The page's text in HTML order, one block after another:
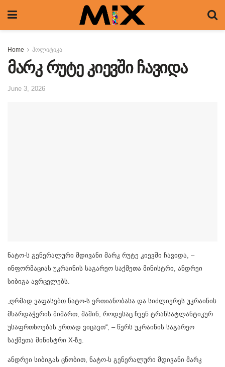
Home პოლიტიკა
მარკ რუტე კიევში ჩავიდა
June 3, 2026
ნატო-ს გენერალური მდივანი მარკ რუტე კიევში ჩავიდა, –
ინფორმაციას უკრაინის საგარეო საქმეთა მინისტრი, ანდრეი
სიბიგა ავრცელებს.
„ღრმად ვაფასებთ ნატო-ს ერთიანობასა და სიძლიერეს უკრაინის
მხარდაჭერის მიმართ, მაშინ, როდესაც ჩვენ ტრანსატლანტიკურ
უსაფრთხოებას ერთად ვიცავთ“, – წერს უკრაინის საგარეო
საქმეთა მინისტრი X-ზე.
ანდრეი სიბიგას ცნობით, ნატო-ს გენერალური მდივანი მარკ